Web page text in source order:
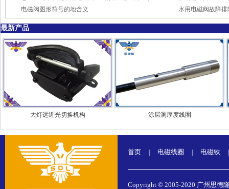
电磁阀图形符号的地含义
水用电磁阀故障排
最新产品
大灯远近光切换机构 涂层测厚度线圈
首页 电磁线圈 电磁铁
Copyright © 2005-2020 广州思德